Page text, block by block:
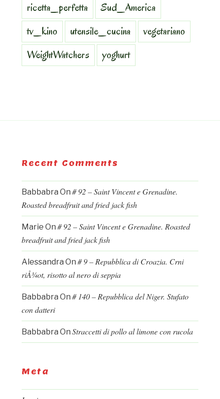
ricetta_perfetta
Sud_America
tv_kino
utensile_cucina
vegetariano
WeightWatchers
yoghurt
Recent Comments
Babbabra On # 92 – Saint Vincent e Grenadine.
Roasted breadfruit and fried jack fish
Marie On # 92 – Saint Vincent e Grenadine. Roasted
breadfruit and fried jack fish
Alessandra On # 9 – Repubblica di Croazia. Crni
riÅ¾ot, risotto al nero di seppia
Babbabra On # 140 – Repubblica del Niger. Stufato
con datteri
Babbabra On Straccetti di pollo al limone con rucola
Meta